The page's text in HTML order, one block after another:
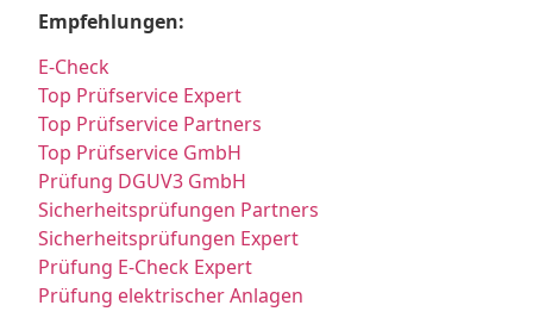
Empfehlungen:
E-Check
Top Prüfservice Expert
Top Prüfservice Partners
Top Prüfservice GmbH
Prüfung DGUV3 GmbH
Sicherheitsprüfungen Partners
Sicherheitsprüfungen Expert
Prüfung E-Check Expert
Prüfung elektrischer Anlagen